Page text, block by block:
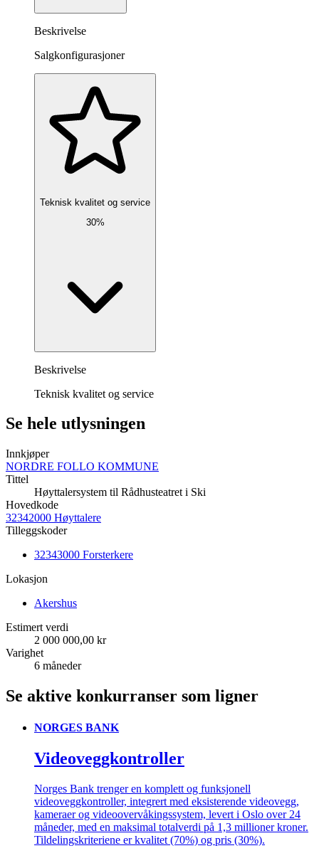
Beskrivelse
Salgkonfigurasjoner
Teknisk kvalitet og service
30%
Beskrivelse
Teknisk kvalitet og service
Se hele utlysningen
Innkjøper
NORDRE FOLLO KOMMUNE
Tittel
Høyttalersystem til Rådhusteatret i Ski
Hovedkode
32342000 Høyttalere
Tilleggskoder
32343000 Forsterkere
Lokasjon
Akershus
Estimert verdi
2 000 000,00 kr
Varighet
6 måneder
Se aktive konkurranser som ligner
NORGES BANK
Videoveggkontroller
Norges Bank trenger en komplett og funksjonell
videoveggkontroller, integrert med eksisterende videovegg,
kameraer og videoovervåkingssystem, levert i Oslo over 24
måneder, med en maksimal totalverdi på 1,3 millioner kroner.
Tildelingskriteriene er kvalitet (70%) og pris (30%).